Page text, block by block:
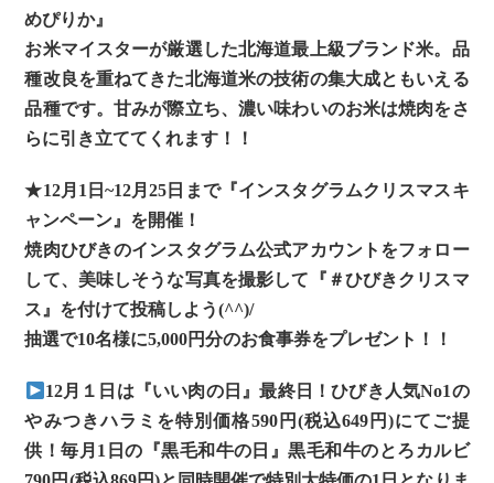
めぴりか』
お米マイスターが厳選した北海道最上級ブランド米。品
種改良を重ねてきた北海道米の技術の集大成ともいえる
品種です。甘みが際立ち、濃い味わいのお米は焼肉をさ
らに引き立ててくれます！！
★12月1日~12月25日まで『インスタグラムクリスマスキ
ャンペーン』を開催！
焼肉ひびきのインスタグラム公式アカウントをフォロー
して、美味しそうな写真を撮影して『＃ひびきクリスマ
ス』を付けて投稿しよう(^^)/
抽選で10名様に5,000円分のお食事券をプレゼント！！
12月１日は『いい肉の日』最終日！ひびき人気No1の
やみつきハラミを特別価格590円(税込649円)にてご提
供！毎月1日の『黒毛和牛の日』黒毛和牛のとろカルビ